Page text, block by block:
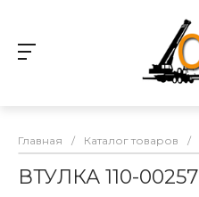
Главная / Каталог товаров /
ВТУЛКА 110-00257